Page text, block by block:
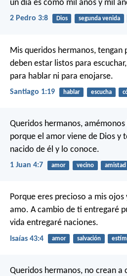
un día es como mil años y mil
2 Pedro 3:8 Dios segunda venida
Mis queridos hermanos, tengan
deben estar listos para
para hablar ni para enojarse.
Santiago 1:19 hablar escucha
Queridos hermanos,
porque el amor viene de Dios y
nacido de él y lo conoce.
1 Juan 4:7 amor vecino amistad
Porque eres precioso a mis ojos
amo. A cambio de ti entregaré
vida entregaré naciones.
Isaías 43:4 amor salvación
Queridos hermanos, no crean a